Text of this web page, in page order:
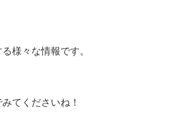
様々な情報です。
てくださいね！